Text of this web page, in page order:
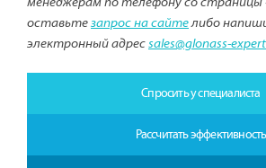
менеджерам по телефону со страницы
оставьте запрос на сайтелибо
электронный адрес sales@glonass-
Спросить у специалиста
Рассчитать эффективность